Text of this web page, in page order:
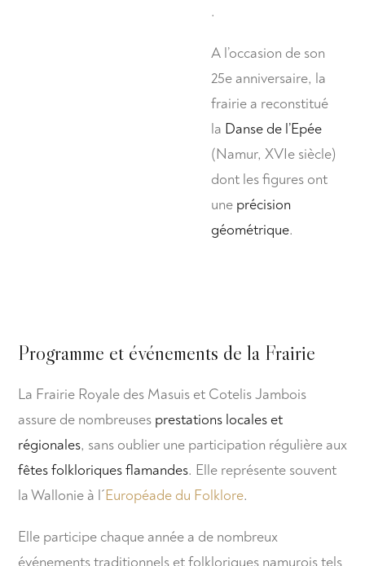
.
A l’occasion de son
25e anniversaire, la
frairie a reconstitué
la Danse de l’Epée
(Namur, XVIe siècle)
dont les figures ont
une précision
géométrique.
Programme et événements de la Frairie
La Frairie Royale des Masuis et Cotelis Jambois
assure de nombreuses prestations locales et
régionales, sans oublier une participation régulière aux
fêtes folkloriques flamandes. Elle représente souvent
la Wallonie à l´Européade du Folklore.
Elle participe chaque année a de nombreux